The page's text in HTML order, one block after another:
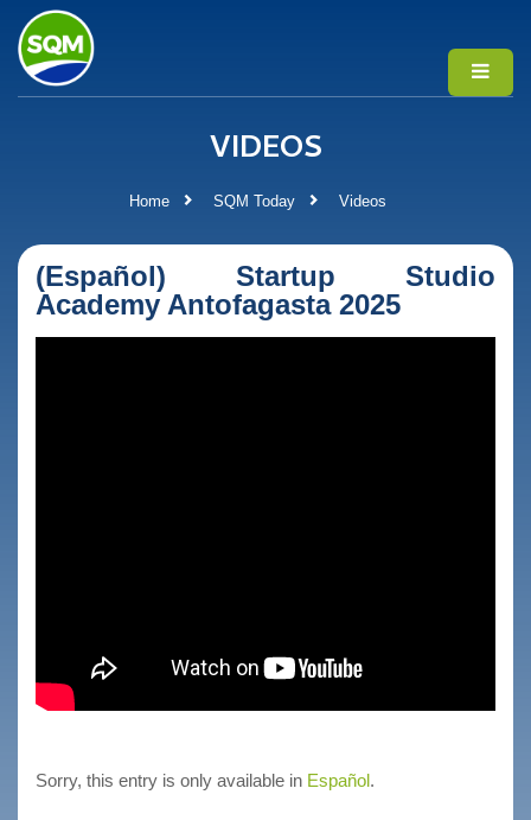
VIDEOS
Home SQM Today Videos
(Español) Startup Studio
Academy Antofagasta 2025
Sorry, this entry is only available in Español.